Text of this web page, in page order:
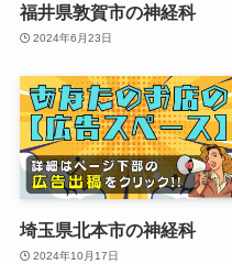
福井県敦賀市の神経科
2024年6月23日
埼玉県北本市の神経科
2024年10月17日